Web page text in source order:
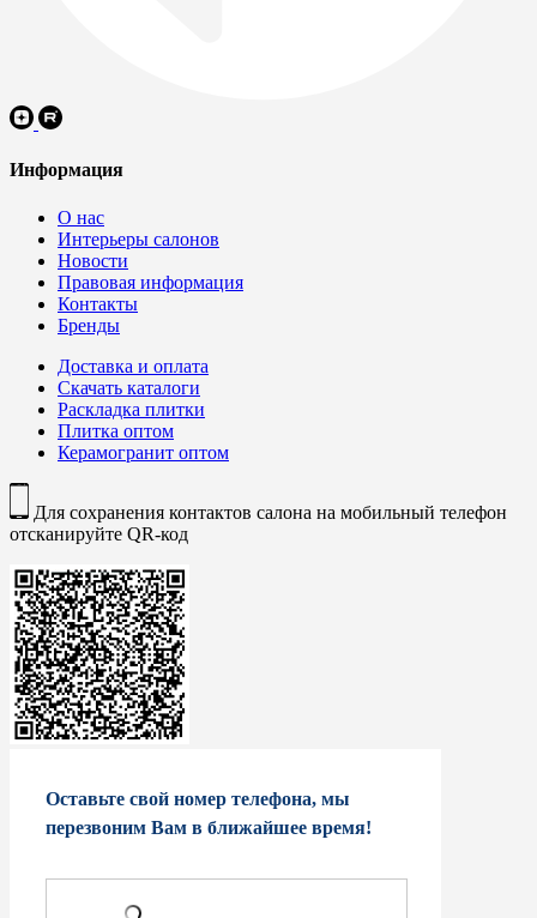
Информация
О нас
Интерьеры салонов
Новости
Правовая информация
Контакты
Бренды
Доставка и оплата
Скачать каталоги
Раскладка плитки
Плитка оптом
Керамогранит оптом
Для сохранения контактов салона на мобильный телефон
отсканируйте QR-код
Оставьте свой номер телефона, мы
перезвоним Вам в ближайшее время!